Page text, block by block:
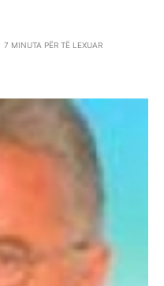
7 MINUTA PËR TË LEXUAR